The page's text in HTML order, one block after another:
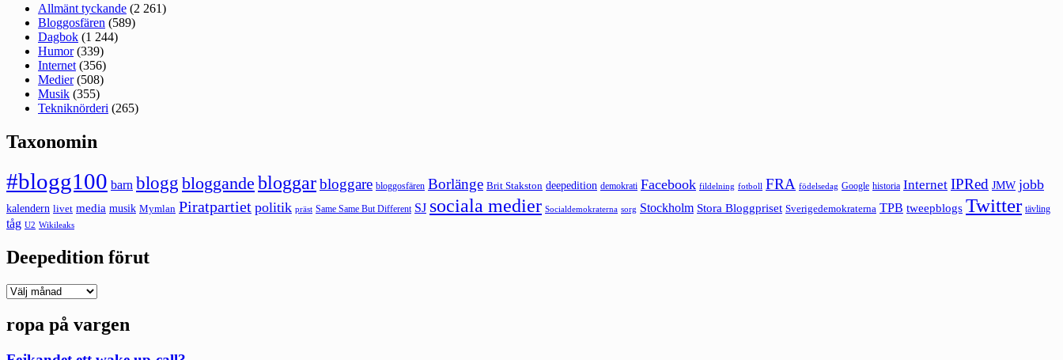
Allmänt tyckande (2 261)
Bloggosfären (589)
Dagbok (1 244)
Humor(339)
Internet (356)
Medier(508)
Musik (355)
Tekniknörderi (265)
Taxonomin
#blogg100 barn blogg bloggande bloggarbloggare bloggosfären Borlänge Brit Stakston deepedition demokrati Facebook fildelning fotboll FRA födelsedag Google historia Internet IPRed JMW jobb
kalendern livet media musik Mymlan Piratpartiet politik präst Same Same But Different SJ sociala medier Socialdemokraterna sorg Stockholm Stora Bloggpriset Sverigedemokraterna TPB tweepblogs Twitter tävling
tåg U2 Wikileaks
Deepedition förut
Deepedition
ropa på vargen